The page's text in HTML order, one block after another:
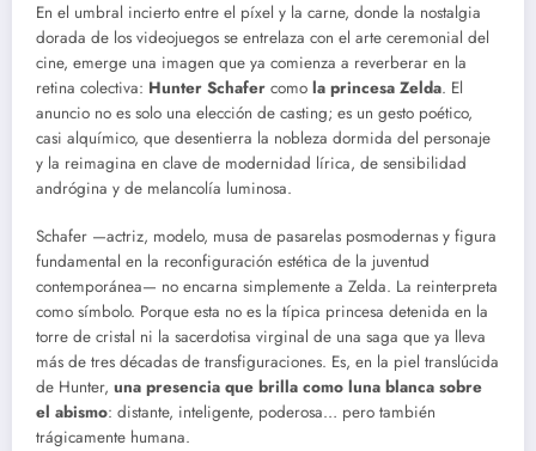
En el umbral incierto entre el píxel y la carne, donde la nostalgia
dorada de los videojuegos se entrelaza con el arte ceremonial del
cine, emerge una imagen que ya comienza a reverberar en la
retina colectiva: Hunter Schafer como la princesa Zelda. El
anuncio no es solo una elección de casting; es un gesto poético,
casi alquímico, que desentierra la nobleza dormida del personaje
y la reimagina en clave de modernidad lírica, de sensibilidad
andrógina y de melancolía luminosa.
Schafer —actriz, modelo, musa de pasarelas posmodernas y figura
fundamental en la reconfiguración estética de la juventud
contemporánea— no encarna simplemente a Zelda. La reinterpreta
como símbolo. Porque esta no es la típica princesa detenida en la
torre de cristal ni la sacerdotisa virginal de una saga que ya lleva
más de tres décadas de transfiguraciones. Es, en la piel translúcida
de Hunter, una presencia que brilla como luna blanca sobre
el abismo: distante, inteligente, poderosa… pero también
trágicamente humana.